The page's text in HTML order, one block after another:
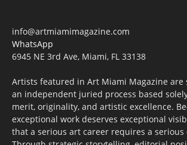
info@artmiamimagazine.com
WhatsApp
6945 NE 3rd Ave, Miami, FL 33138
Artists featured in Art Miami Magazine are
an independent juried process based
merit, originality, and artistic excellence.
exceptional work deserves exceptional
that a serious art career requires a